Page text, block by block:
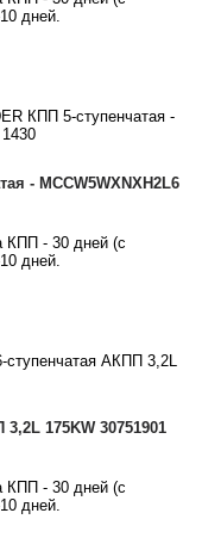
дней.
- MCCW5WXNXH2L6
КПП - 30 дней (с
дней.
175KW 30751901
КПП - 30 дней (с
дней.